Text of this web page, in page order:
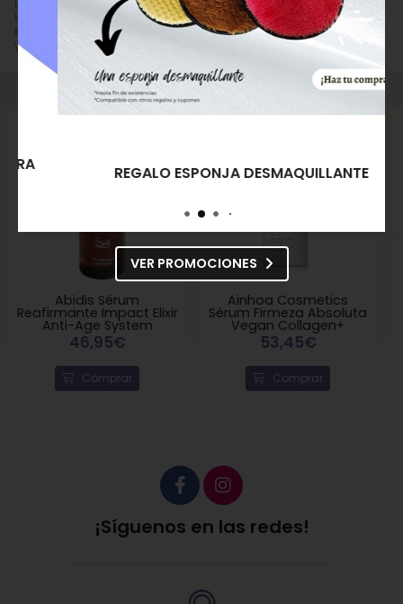
Encuentra productos relacionados y de similares características a
Isséimi Sérum de Noche Retissen "Cosmética Facial", "Sérum Facial
y Elixir", "Sérum Antiarrugas/Reafirmante".
Lysolecithin, Sclerotium Gum, Retinol, Xanthan Gum,
Pullulan, Disodium EDTA, Phenoxyethanol,
Ethylhexylglycerin, Tocopherol, Undecane,
Tridecane, Silica, Parfum (Fragance), Beta-
Sitosterol, Squalene.
Ainhoa Cosmetics
Sérum Firmeza Absoluta
Vegan Collagen+
53,45€
Comprar
Alissi Brontë
Concentrado Defensa
Activa Royal
40,00€
Comprar
¡Síguenos en las redes!
REGALO ESPONJA DESMAQUILLANTE
VER PROMOCIONES